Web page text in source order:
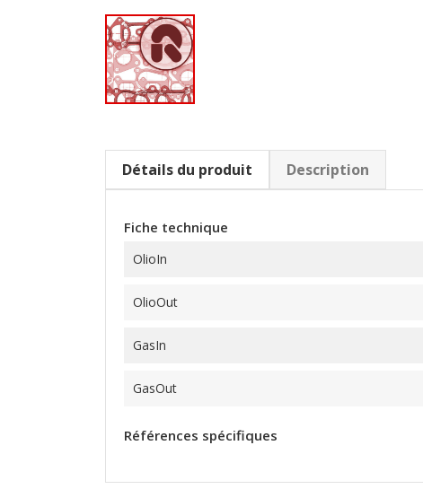
Détails du produit Description
Fiche technique
OlioIn
OlioOut
GasIn
GasOut
Références spécifiques